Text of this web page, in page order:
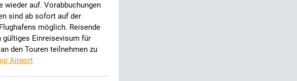
wieder auf. Vorabbuchungen
sind ab sofort auf der
möglich. Reisende
gültiges Einreisevisum für
den Touren teilnehmen zu
Airport